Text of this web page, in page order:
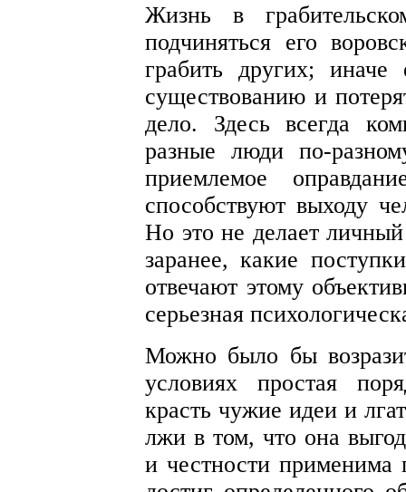
Жизнь в
подчиняться его
грабить других;
существованию и
дело. Здесь всегда
разные люди по-
приемлемое
способствуют выходу
Но это не делает
заранее, какие
отвечают этому
серьезная
Можно было бы
условиях простая
красть чужие идеи и
лжи в том, что она
и честности